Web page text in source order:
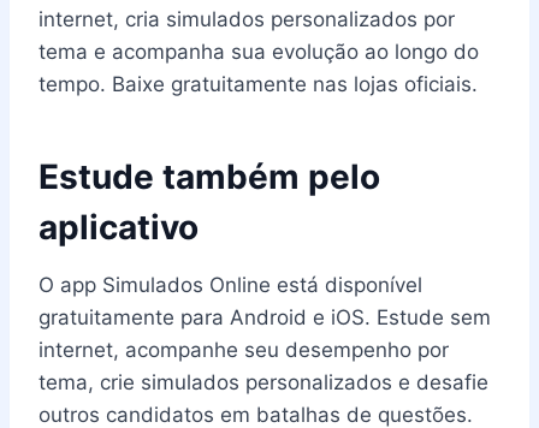
internet, cria simulados personalizados por
tema e acompanha sua evolução ao longo do
tempo. Baixe gratuitamente nas lojas oficiais.
Estude também pelo
aplicativo
O app Simulados Online está disponível
gratuitamente para Android e iOS. Estude sem
internet, acompanhe seu desempenho por
tema, crie simulados personalizados e desafie
outros candidatos em batalhas de questões.